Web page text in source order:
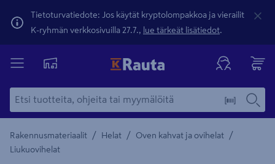
Tietoturvatiedote: Jos käytät kryptolompakkoa ja vierailit
K-ryhmän verkkosivuilla 27.7., lue tärkeät lisätiedot.
Rakennusmateriaalit / Helat / Oven kahvat ja ovihelat /
Liukuovihelat